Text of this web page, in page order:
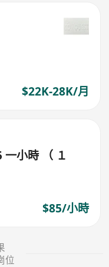
$22K-28K/月
小時 （ １
$85/小時
位